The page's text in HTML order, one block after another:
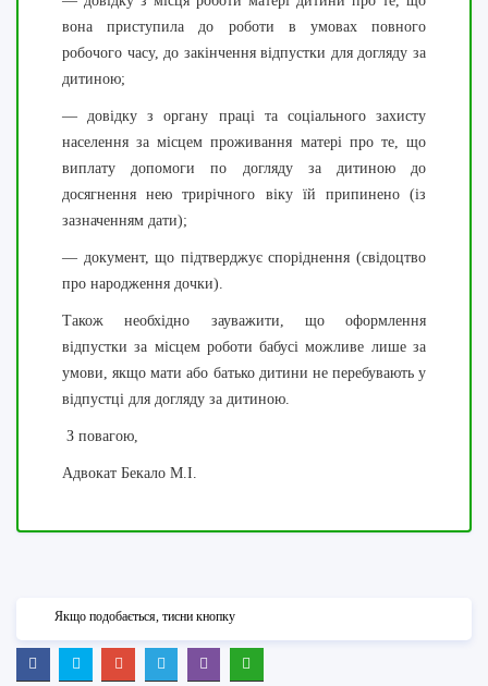
вона приступила до роботи в умовах повного
робочого часу, до закінчення відпустки для догляду за
дитиною;
— довідку з органу праці та соціального захисту
населення за місцем проживання матері про те, що
виплату допомоги по догляду за дитиною до
досягнення нею трирічного віку їй припинено (із
зазначенням дати);
— документ, що підтверджує споріднення (свідоцтво
про народження дочки).
Також необхідно зауважити, що оформлення
відпустки за місцем роботи бабусі можливе лише за
умови, якщо мати або батько дитини не перебувають у
відпустці для догляду за дитиною.
З повагою,
Адвокат Бекало М.І.
Якщо подобається, тисни кнопку